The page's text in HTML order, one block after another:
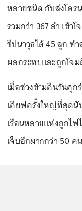
หลายชนิด กับส่งโดร
รวมกว่า 367 ลำ เข้า
ขีปนาวุธได้ 45 ลูก ท
ผลกระทบและถูกโจ
เมื่อช่วงข้ามคืนวันศุก
เคียฟครั้งใหญ่ที่สุดนั
เรือนหลายแห่งถูกไ
เจ็บอีกมากกว่า 50 คน